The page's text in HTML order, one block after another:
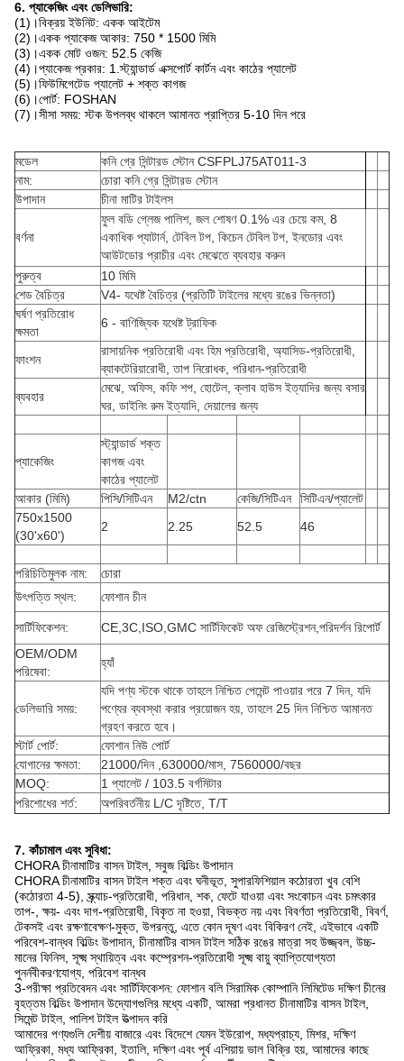
6. প্যাকেজিং এবং ডেলিভারি:
(1)।বিক্রয় ইউনিট: একক আইটেম
(2)।একক প্যাকেজ আকার: 750 * 1500 মিমি
(3)।একক মোট ওজন: 52.5 কেজি
(4)।প্যাকেজ প্রকার: 1.স্ট্যান্ডার্ড এক্সপোর্ট কার্টন এবং কাঠের প্যালেট
(5)।ফিউমিগেটেড প্যালেট + শক্ত কাগজ
(6)।পোর্ট: FOSHAN
(7)।সীসা সময়: স্টক উপলব্ধ থাকলে আমানত প্রাপ্তির 5-10 দিন পরে
মডেল
কনি গ্রে সিন্টারড স্টোন CSFPLJ75AT011-3
নাম:
চোরা কনি গ্রে সিন্টারড স্টোন
উপাদান
চীনা মাটির টাইলস
বর্ণনা
ফুল বডি গ্লেজ পালিশ, জল শোষণ 0.1% এর চেয়ে কম, 8
একাধিক প্যাটার্ন, টেবিল টপ, কিচেন টেবিল টপ, ইনডোর এবং
আউটডোর প্রাচীর এবং মেঝেতে ব্যবহার করুন
পুরুত্ব
10 মিমি
শেড বৈচিত্র
V4- যথেষ্ট বৈচিত্র (প্রতিটি টাইলের মধ্যে রঙের ভিন্নতা)
ঘর্ষণ প্রতিরোধ
ক্ষমতা
6 - বাণিজ্যিক যথেষ্ট ট্রাফিক
ফাংশন
রাসায়নিক প্রতিরোধী এবং হিম প্রতিরোধী, অ্যাসিড-প্রতিরোধী,
ব্যাকটেরিয়ারোধী, তাপ নিরোধক, পরিধান-প্রতিরোধী
ব্যবহার
মেঝে, অফিস, কফি শপ, হোটেল, ক্লাব হাউস ইত্যাদির জন্য বসার
ঘর, ডাইনিং রুম ইত্যাদি, দেয়ালের জন্য
প্যাকেজিং
স্ট্যান্ডার্ড শক্ত
কাগজ এবং
কাঠের প্যালেট
আকার (মিমি)
পিসি/সিটিএন M2/ctn কেজি/সিটিএন
সিটিএন/প্যালেট
750x1500
(30'x60')
2 2.25 52.5 46
পরিচিতিমুলক নাম:
চোরা
উৎপত্তি স্থল:
ফোশান চীন
সার্টিফিকেশন:
CE,3C,ISO,GMC সার্টিফিকেট অফ রেজিস্ট্রেশন,পরিদর্শন রিপোর্ট
OEM/ODM
পরিষেবা:
হ্যাঁ
ডেলিভারি সময়:
যদি পণ্য স্টকে থাকে তাহলে নিশ্চিত পেমেন্ট পাওয়ার পরে 7 দিন, যদি
পণ্যের ব্যবস্থা করার প্রয়োজন হয়, তাহলে 25 দিন নিশ্চিত আমানত
গ্রহণ করতে হবে।
স্টার্ট পোর্ট:
ফোশান নিউ পোর্ট
যোগানের ক্ষমতা:
21000/দিন ,630000/মাস, 7560000/বছর
MOQ:
1 প্যালেট / 103.5 বর্গমিটার
পরিশোধের শর্ত:
অপরিবর্তনীয় L/C দৃষ্টিতে, T/T
7. কাঁচামাল এবং সুবিধা:
CHORA চীনামাটির বাসন টাইল, সবুজ বিল্ডিং উপাদান
CHORA চীনামাটির বাসন টাইল শক্ত এবং ঘনীভূত, সুপারফিশিয়াল কঠোরতা খুব বেশি
(কঠোরতা 4-5), স্ক্র্যাচ-প্রতিরোধী, পরিধান, শক, ফেটে যাওয়া এবং সংকোচন এবং চমৎকার
তাপ-, ক্ষয়- এবং দাগ-প্রতিরোধী, বিকৃত না হওয়া, বিভক্ত নয় এবং বিবর্ণতা প্রতিরোধী, বিবর্ণ,
টেকসই এবং রক্ষণাবেক্ষণ-মুক্ত, উপরন্তু, এতে কোন দূষণ এবং বিকিরণ নেই, এইভাবে একটি
পরিবেশ-বান্ধব বিল্ডিং উপাদান, চীনামাটির বাসন টাইল সঠিক রঙের মাত্রা সহ উজ্জ্বল, উচ্চ-
মানের ফিনিস, সূক্ষ্ম স্থায়িত্ব এবং কম্প্রেশন-প্রতিরোধী সূক্ষ্ম বায়ু ব্যাপ্তিযোগ্যতা
পুনর্নবীকরণযোগ্য, পরিবেশ বান্ধব
3-পরীক্ষা প্রতিবেদন এবং সার্টিফিকেশন: ফোশান বলি সিরামিক কোম্পানি লিমিটেড দক্ষিণ চীনের
বৃহত্তম বিল্ডিং উপাদান উদ্যোগগুলির মধ্যে একটি, আমরা প্রধানত চীনামাটির বাসন টাইল,
সিমেন্ট টাইল, পালিশ টাইল উত্পাদন করি
আমাদের পণ্যগুলি দেশীয় বাজারে এবং বিদেশে যেমন ইউরোপ, মধ্যপ্রাচ্য, মিশর, দক্ষিণ
আফ্রিকা, মধ্য আফ্রিকা, ইতালি, দক্ষিণ এবং পূর্ব এশিয়ায় ভাল বিক্রি হয়, আমাদের কাছে